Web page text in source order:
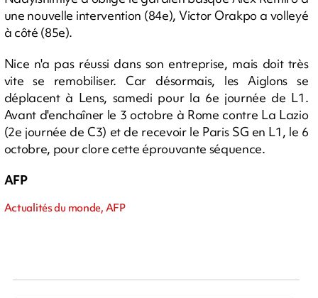
une nouvelle intervention (84e), Victor Orakpo a volleyé
à côté (85e).
Nice n'a pas réussi dans son entreprise, mais doit très
vite se remobiliser. Car désormais, les Aiglons se
déplacent à Lens, samedi pour la 6e journée de L1.
Avant d'enchaîner le 3 octobre à Rome contre La Lazio
(2e journée de C3) et de recevoir le Paris SG en L1, le 6
octobre, pour clore cette éprouvante séquence.
AFP
Actualités du monde, AFP